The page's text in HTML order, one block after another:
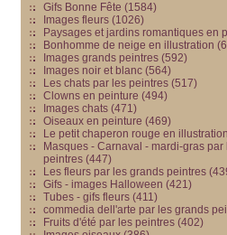
Gifs Bonne Fête (1584)
Images fleurs (1026)
Paysages et jardins romantiques en
Bonhomme de neige en illustration
Images grands peintres (592)
Images noir et blanc (564)
Les chats par les peintres (517)
Clowns en peinture (494)
Images chats (471)
Oiseaux en peinture (469)
Le petit chaperon rouge en illustration
Masques - Carnaval - mardi-gras par
peintres (447)
Les fleurs par les grands peintres
Gifs - images Halloween (421)
Tubes - gifs fleurs (411)
commedia dell'arte par les grands
Fruits d'été par les peintres (402)